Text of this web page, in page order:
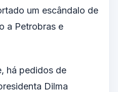
um escândalo de
a Petrobras e
há pedidos de
Dilma